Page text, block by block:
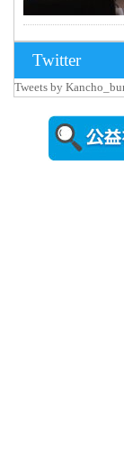
Twitter
Tweets by